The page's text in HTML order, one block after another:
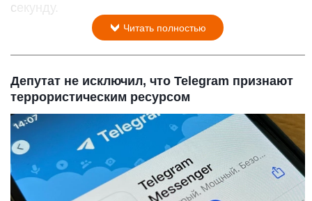
секунду.
Читать полностью
Депутат не исключил, что Telegram признают
террористическим ресурсом